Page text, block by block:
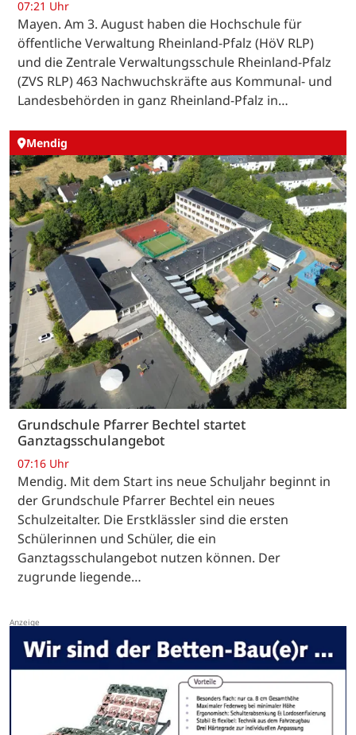
07:21 Uhr
Mayen. Am 3. August haben die Hochschule für
öffentliche Verwaltung Rheinland-Pfalz (HöV RLP)
und die Zentrale Verwaltungsschule Rheinland-Pfalz
(ZVS RLP) 463 Nachwuchskräfte aus Kommunal- und
Landesbehörden in ganz Rheinland-Pfalz in…
Mendig
Grundschule Pfarrer Bechtel startet
Ganztagsschulangebot
07:16 Uhr
Mendig. Mit dem Start ins neue Schuljahr beginnt in
der Grundschule Pfarrer Bechtel ein neues
Schulzeitalter. Die Erstklässler sind die ersten
Schülerinnen und Schüler, die ein
Ganztagsschulangebot nutzen können. Der
zugrunde liegende…